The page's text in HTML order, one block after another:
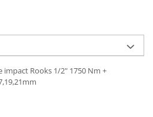
Rooks 1/2" 1750 Nm +